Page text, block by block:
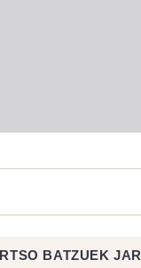
BATZUEK